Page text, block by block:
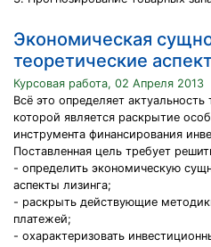
Экономическая
теоретические
Курсовая работа, 02 Апреля 2013
Всё это определяет
которой является раскрытие
инструмента финансирования
Поставленная цель требует
- определить экономическую
аспекты лизинга;
- раскрыть действующие
платежей;
- охарактеризовать